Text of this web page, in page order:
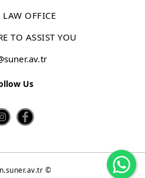
LAW OFFICE
TO ASSIST YOU
Us
©